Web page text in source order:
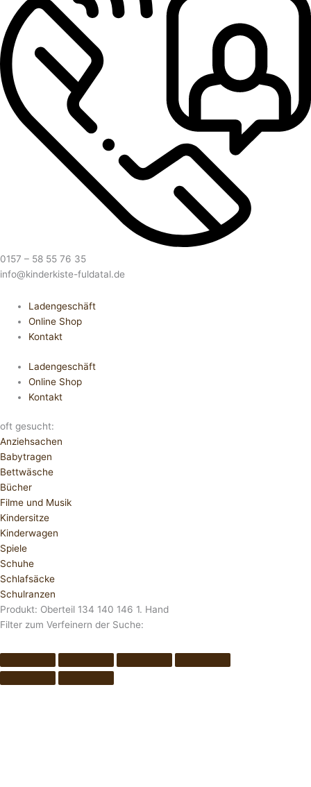
0157 – 58 55 76 35
info@kinderkiste-fuldatal.de
Ladengeschäft
Online Shop
Kontakt
Ladengeschäft
Online Shop
Kontakt
oft gesucht:
Anziehsachen
Babytragen
Bettwäsche
Bücher
Filme und Musik
Kindersitze
Kinderwagen
Spiele
Schuhe
Schlafsäcke
Schulranzen
Produkt: Oberteil 134 140 146 1. Hand
Filter zum Verfeinern der Suche: